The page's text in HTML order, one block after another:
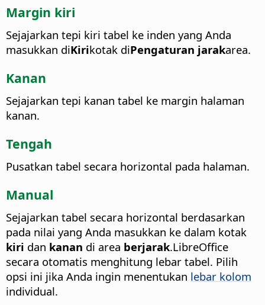
Margin kiri
Sejajarkan tepi kiri tabel ke inden yang Anda
masukkan diKirikotak diPengaturan jarakarea.
Kanan
Sejajarkan tepi kanan tabel ke margin halaman
kanan.
Tengah
Pusatkan tabel secara horizontal pada halaman.
Manual
Sejajarkan tabel secara horizontal berdasarkan
pada nilai yang Anda masukkan ke dalam kotak
kiri dan kanan di area berjarak.LibreOffice
secara otomatis menghitung lebar tabel. Pilih
opsi ini jika Anda ingin menentukan lebar kolom
individual.